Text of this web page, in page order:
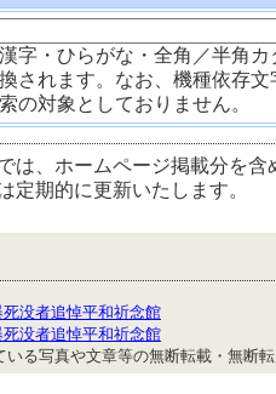
漢字・ひらがな・全角／半角
換されます。なお、機種依存
索の対象としておりません。
は、ホームページ掲載分を含
期的に更新いたします。
死没者追悼平和祈念館
死没者追悼平和祈念館
る写真や文章等の無断転載・無断転